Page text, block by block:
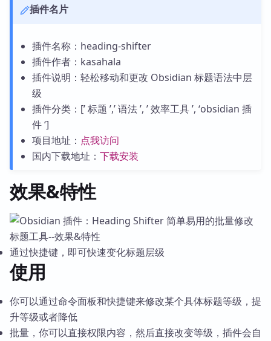
插件名片
插件名称：heading-shifter
插件作者：kasahala
插件说明：轻松移动和更改 Obsidian 标题语法中层
级
插件分类：[’ 标题 ’,’ 语法 ’, ’ 效率工具 ’, ‘obsidian 插
件 ‘]
项目地址： 点我访问
国内下载地址： 下载安装
效果&特性
通过快捷键，即可快速变化标题层级
使用
你可以通过命令面板和快捷键来修改某个具体标题等级，提
升等级或者降低
批量，你可以直接权限内容，然后直接改变等级，插件会自